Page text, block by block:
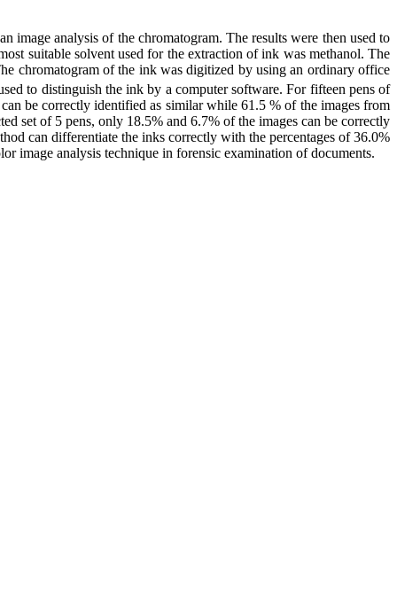
analysis of the chromatogram. The results were then used to
suitable solvent used for the extraction of ink was methanol. The
chromatogram of the ink was digitized by using an ordinary office
to distinguish the ink by a computer software. For fifteen pens of
be correctly identified as similar while 61.5 % of the images from
set of 5 pens, only 18.5% and 6.7% of the images can be correctly
can differentiate the inks correctly with the percentages of 36.0%
image analysis technique in forensic examination of documents.